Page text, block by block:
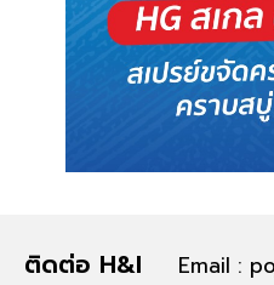
ติดต่อ H&I
Email :